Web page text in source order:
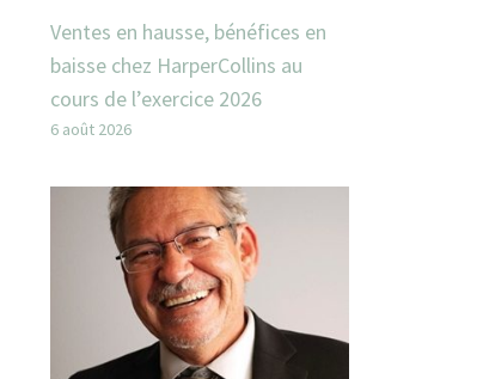
Ventes en hausse, bénéfices en
baisse chez HarperCollins au
cours de l’exercice 2026
6 août 2026